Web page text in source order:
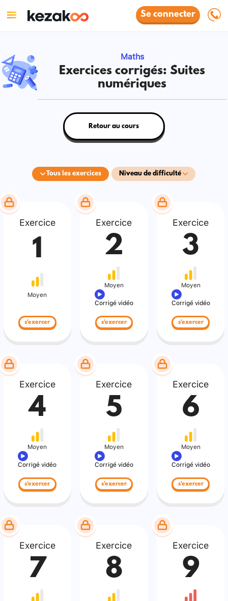
Se connecter
Maths
Exercices corrigés: Suites
numériques
Tous les exercices Niveau de difficulté
Retour au cours
Exercice
1
Moyen
s'exercer
Exercice
2
Moyen
Corrigé vidéo
s'exercer
Exercice
3
Moyen
Corrigé vidéo
s'exercer
Exercice
4
Moyen
Corrigé vidéo
s'exercer
Exercice
5
Moyen
Corrigé vidéo
s'exercer
Exercice
6
Moyen
Corrigé vidéo
s'exercer
Exercice
7
Exercice
8
Exercice
9